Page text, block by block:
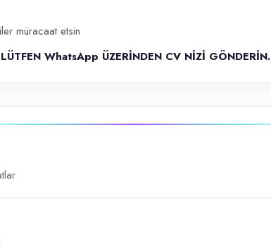
müracaat etsin
WhatsApp ÜZERİNDEN CV NİZİ GÖNDERİN.